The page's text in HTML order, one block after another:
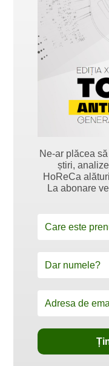
Ne-ar plăcea
știri,
HoReCa
La abonare